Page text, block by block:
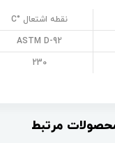
نقطه اشتعال °C
ASTM D-92
230
مرتبط